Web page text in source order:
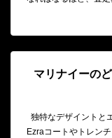
マリナイーの
独特なデザイントと
Ezraコートやトレン